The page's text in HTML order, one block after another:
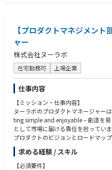
実装や業務改善のスピードを高める
ジェントを積極的に活用します。AI
ィードバックを受けながら改善して
▍社内ツール・自動化基盤を開発・改
業務改善のための社内ツールや自動
トから、本番運用を前提としたWeb
API連携、データ可視化・集計の仕
ます。
▍リリース後の定着・改善まで担う
実装して終わりではなく、現場メン
す。利用状況を確認し、必要に応じ
れます。
▍開発部と現場をつなぎ、優先度を判
開発部に所属しながら、導入・運用
【プロダクトマネジメン
ャー
株式会社ヌーラボ
在宅勤務可 上場企業
仕事内容
【ミッション・仕事内容】
ヌーラボのプロダクトマネージャー
ting simple and enjoyable – 創造を
として市場に届ける責任を担っていま
プロダクトのビジョンとロードマッ
ホルダーのハブとなり、リリース後
面を横断的に担当します。
求める経験 / スキル
【必須要件】